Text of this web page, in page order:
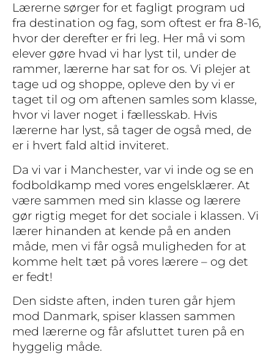
Lærerne sørger for et fagligt program ud
fra destination og fag, som oftest er fra 8-16,
hvor der derefter er fri leg. Her må vi som
elever gøre hvad vi har lyst til, under de
rammer, lærerne har sat for os. Vi plejer at
tage ud og shoppe, opleve den by vi er
taget til og om aftenen samles som klasse,
hvor vi laver noget i fællesskab. Hvis
lærerne har lyst, så tager de også med, de
er i hvert fald altid inviteret.
Da vi var i Manchester, var vi inde og se en
fodboldkamp med vores engelsklærer. At
være sammen med sin klasse og lærere
gør rigtig meget for det sociale i klassen. Vi
lærer hinanden at kende på en anden
måde, men vi får også muligheden for at
komme helt tæt på vores lærere – og det
er fedt!
Den sidste aften, inden turen går hjem
mod Danmark, spiser klassen sammen
med lærerne og får afsluttet turen på en
hyggelig måde.